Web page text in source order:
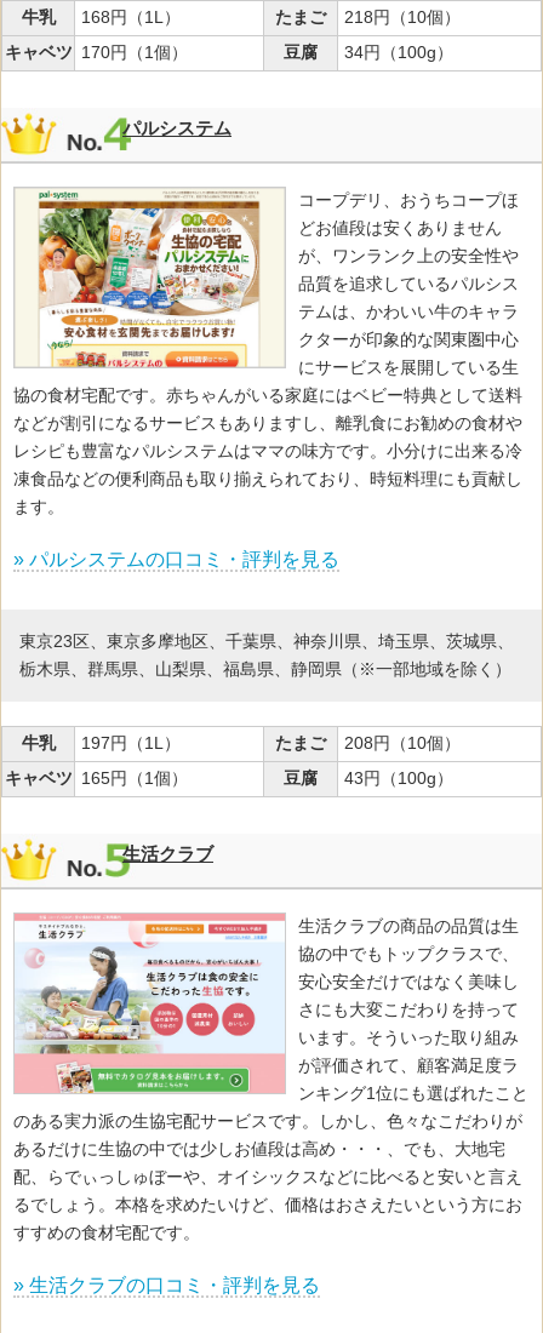
牛乳 168円（1L） たまご
218円（10個）
キャベツ 170円（1個） 豆腐 34円（100g）
パルシステム
コープデリ、おうちコープほ
どお値段は安くありません
が、ワンランク上の安全性や
品質を追求しているパルシス
テムは、かわいい牛のキャラ
クターが印象的な関東圏中心
にサービスを展開している生
協の食材宅配です。赤ちゃんがいる家庭にはベビー特典として送料
などが割引になるサービスもありますし、離乳食にお勧めの食材や
レシピも豊富なパルシステムはママの味方です。小分けに出来る冷
凍食品などの便利商品も取り揃えられており、時短料理にも貢献し
ます。
» パルシステムの口コミ・評判を見る
東京23区、東京多摩地区、千葉県、神奈川県、埼玉県、茨城県、
栃木県、群馬県、山梨県、福島県、静岡県（※一部地域を除く）
牛乳 197円（1L） たまご
208円（10個）
キャベツ 165円（1個） 豆腐 43円（100g）
生活クラブ
生活クラブの商品の品質は生
協の中でもトップクラスで、
安心安全だけではなく美味し
さにも大変こだわりを持って
います。そういった取り組み
が評価されて、顧客満足度ラ
ンキング1位にも選ばれたこと
のある実力派の生協宅配サービスです。しかし、色々なこだわりが
あるだけに生協の中では少しお値段は高め・・・、でも、大地宅
配、らでぃっしゅぼーや、オイシックスなどに比べると安いと言え
るでしょう。本格を求めたいけど、価格はおさえたいという方にお
すすめの食材宅配です。
» 生活クラブの口コミ・評判を見る